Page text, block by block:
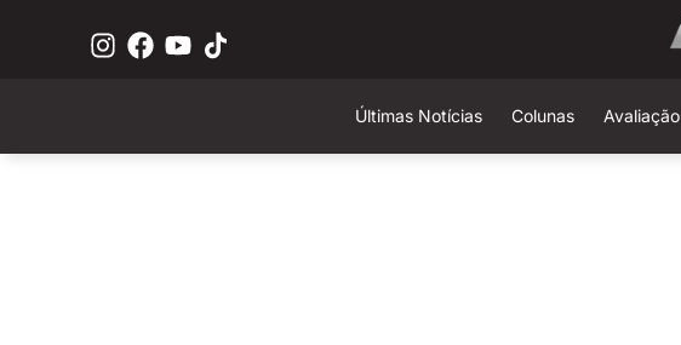
Últimas Notícias Colunas Avaliação